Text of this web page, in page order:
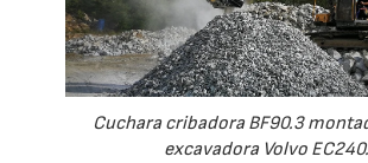
Cuchara cribadora BF90.3
excavadora Volvo EC240.